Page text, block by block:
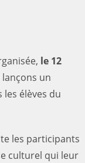
le 12
un
élèves du
les participants
culturel qui leur